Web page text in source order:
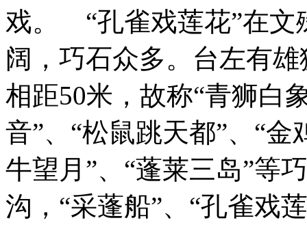
戏。 “孔雀戏莲花”在文
阔，巧石众多。台左有
相距50米，故称“青狮白
音”、“松鼠跳天都”、“金
牛望月”、“蓬莱三岛”等
沟，“采蓬船”、“孔雀戏